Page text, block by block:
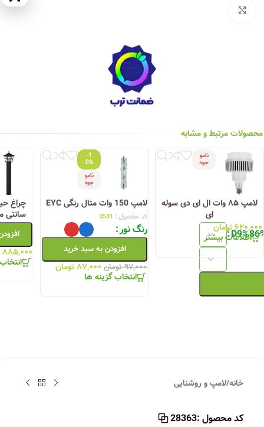
محصولات مرتبط و مشابه
نامو
جود
لامپ ۸۵ وات ال ای دی سوله
ای
۶۲۰,۰۰۰تومان
اطلاعات بیشتر
-1
0%
نامو
جود
لامپ 150 وات متال رنگی EYC
کد محصول : 3541
رنگ نور
افزودن به سبد خرید
۹۷,۰۰۰ تومان ۸۷,۰۰۰تومان
انتخاب گزینه ها
سانتی
۸۸۵,۰۰۰
خانه/لامپ و روشنایی
کد محصول :28363